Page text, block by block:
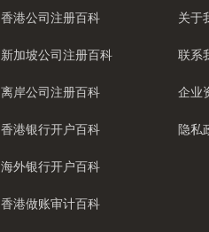
香港公司注册百科
新加坡公司注册百科
离岸公司注册百科
香港银行开户百科
海外银行开户百科
香港做账审计百科
关于
联系
企业
隐私